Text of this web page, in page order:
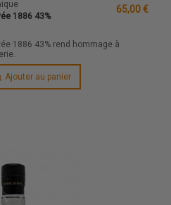
1886 43%
65,00 €
1886 43% rend hommage à
Ajouter au panier